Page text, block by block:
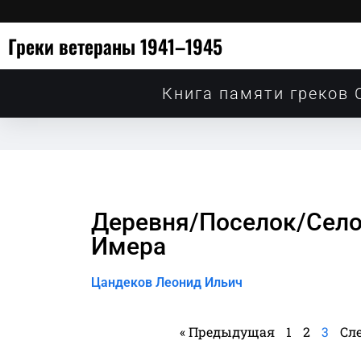
Греки ветераны 1941–1945
Книга памяти греков
Деревня/Поселок/
Имера
Цандеков Леонид Ильич
« Предыдущая 1 2 3